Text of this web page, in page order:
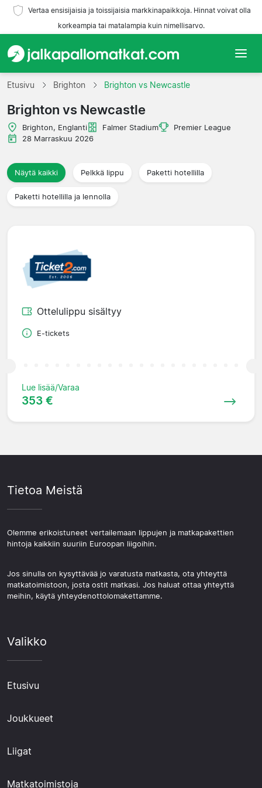
Vertaa ensisijaisia ja toissijaisia markkinapaikkoja. Hinnat voivat olla
korkeampia tai matalampia kuin nimellisarvo.
Etusivu
Joukkueet
Liigat
Matkatoimistoja
Etusivu Brighton Brighton vs Newcastle
Brighton vs Newcastle
Brighton, Englanti Falmer Stadium
Premier League
28 Marraskuu 2026
Näytä kaikki Pelkkä lippu Paketti hotellilla
Paketti hotellilla ja lennolla
Ottelulippu sisältyy
E-tickets
Lue lisää/Varaa
353 €
Tietoa Meistä
Olemme erikoistuneet vertailemaan lippujen ja matkapakettien
hintoja kaikkiin suuriin Euroopan liigoihin.
Jos sinulla on kysyttävää jo varatusta matkasta, ota yhteyttä
matkatoimistoon, josta ostit matkasi. Jos haluat ottaa yhteyttä
meihin, käytä yhteydenottolomakettamme.
Valikko
Etusivu
Joukkueet
Liigat
Matkatoimistoja